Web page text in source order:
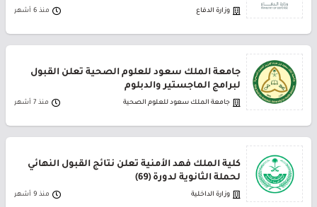
وزارة الدفاع منذ 6 أشهر
جامعة الملك سعود للعلوم الصحية تعلن القبول
لبرامج الماجستير والدبلوم
جامعة الملك سعود للعلوم الصحية منذ 7 أشهر
كلية الملك فهد الأمنية تعلن نتائج القبول النهائي
لحملة الثانوية لدورة (69)
وزارة الداخلية منذ 9 أشهر